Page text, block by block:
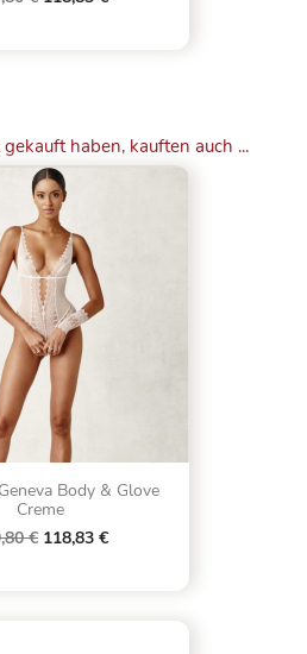
haben, kauften auch ...
Body & Glove
Creme
€ 118,83 €